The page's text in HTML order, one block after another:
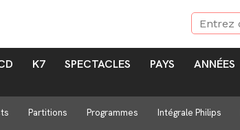
K7 SPECTACLES PAYS ANNÉES
Partitions Programmes Intégrale Philips